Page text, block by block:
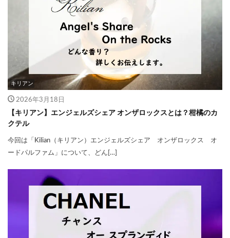
キリアン
2026年3月18日
【キリアン】エンジェルズシェア オンザロックスとは？柑橘のカ
クテル
今回は「Kilian（キリアン）エンジェルズシェア オンザロックス オ
ードパルファム」について、どん[…]